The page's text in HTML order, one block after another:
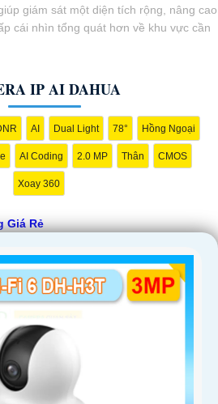
giám sát một diện tích rộng, nâng cao
cái nhìn tổng quát hơn về khu vực cần
IP AI DAHUA
AI Dual Light 78° Hồng Ngoại
AI Coding 2.0 MP Thân CMOS
Xoay 360
Giá Rẻ